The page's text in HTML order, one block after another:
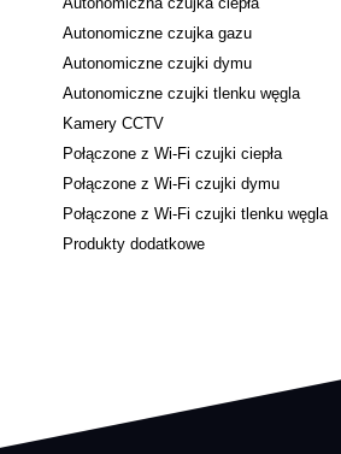
Autonomiczne czujka gazu
Autonomiczne czujki dymu
Autonomiczne czujki tlenku węgla
Kamery CCTV
Połączone z Wi-Fi czujki ciepła
Połączone z Wi-Fi czujki dymu
Połączone z Wi-Fi czujki tlenku węgla
Produkty dodatkowe